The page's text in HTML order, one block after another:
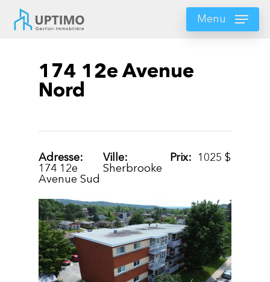
main
Menu
174 12e Avenue
Nord
Adresse:
174 12e
Avenue Sud
Ville:
Sherbrooke
Prix: 1025 $